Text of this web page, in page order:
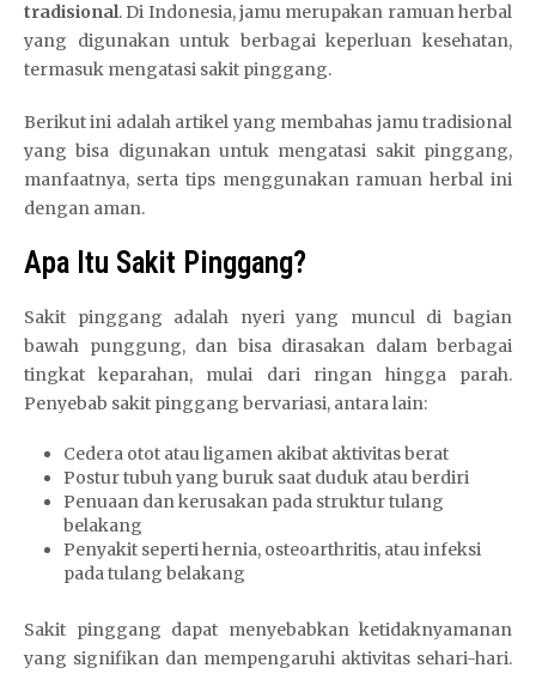
tradisional. Di Indonesia, jamu merupakan ramuan herbal
yang digunakan untuk berbagai keperluan kesehatan,
termasuk mengatasi sakit pinggang.
Berikut ini adalah artikel yang membahas jamu tradisional
yang bisa digunakan untuk mengatasi sakit pinggang,
manfaatnya, serta tips menggunakan ramuan herbal ini
dengan aman.
Apa Itu Sakit Pinggang?
Sakit pinggang adalah nyeri yang muncul di bagian
bawah punggung, dan bisa dirasakan dalam berbagai
tingkat keparahan, mulai dari ringan hingga parah.
Penyebab sakit pinggang bervariasi, antara lain:
Cedera otot atau ligamen akibat aktivitas berat
Postur tubuh yang buruk saat duduk atau berdiri
Penuaan dan kerusakan pada struktur tulang
belakang
Penyakit seperti hernia, osteoarthritis, atau infeksi
pada tulang belakang
Sakit pinggang dapat menyebabkan ketidaknyamanan
yang signifikan dan mempengaruhi aktivitas sehari-hari.